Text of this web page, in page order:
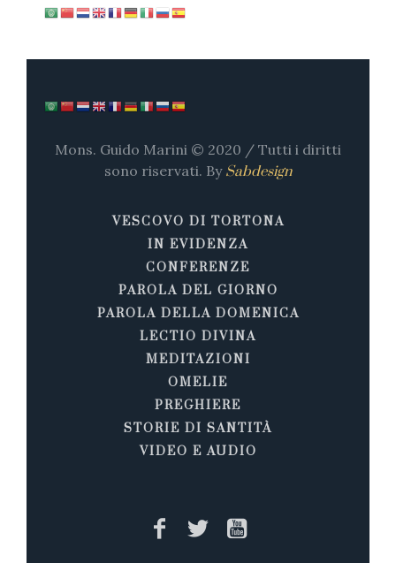
Mons. Guido Marini © 2020 / Tutti i diritti
sono riservati. By Sabdesign
VESCOVO DI TORTONA
IN EVIDENZA
CONFERENZE
PAROLA DEL GIORNO
PAROLA DELLA DOMENICA
LECTIO DIVINA
MEDITAZIONI
OMELIE
PREGHIERE
STORIE DI SANTITÀ
VIDEO E AUDIO